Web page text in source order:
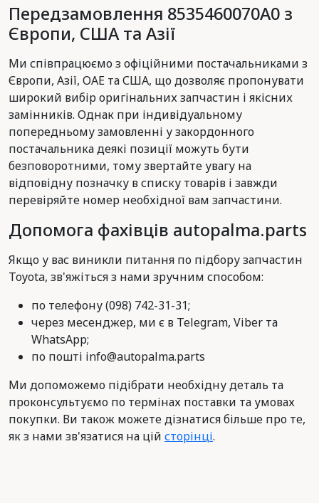
Передзамовлення 8535460070A0 з
Європи, США та Азії
Ми співпрацюємо з офіційними постачальниками з
Європи, Азії, ОАЕ та США, що дозволяє пропонувати
широкий вибір оригінальних запчастин і якісних
замінників. Однак при індивідуальному
попередньому замовленні у закордонного
постачальника деякі позиції можуть бути
безповоротними, тому звертайте увагу на
відповідну позначку в списку товарів і завжди
перевіряйте номер необхідної вам запчастини.
Допомога фахівців autopalma.parts
Якщо у вас виникли питання по підбору запчастин
Toyota, зв'яжіться з нами зручним способом:
по телефону (098) 742-31-31;
через месенджер, ми є в Telegram, Viber та
WhatsApp;
по пошті info@autopalma.parts
Ми допоможемо підібрати необхідну деталь та
проконсультуємо по термінах поставки та умовах
покупки. Ви також можете дізнатися більше про те,
як з нами зв'язатися на цій сторінці.